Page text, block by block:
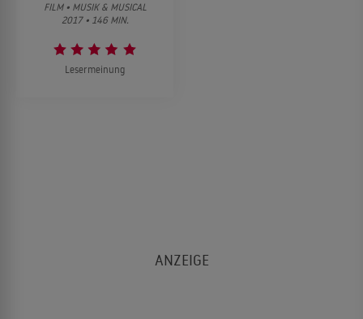
FILM • MUSIK & MUSICAL
2017 • 146 MIN.
Lesermeinung